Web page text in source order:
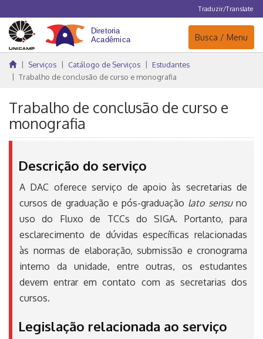
Traduzir/Translate
Navegação
Busca / Menu
Serviços Catálogo de Serviços
Estudantes
Trabalho de conclusão de curso e monografia
Trabalho de conclusão de curso e
monografia
Descrição do serviço
A DAC oferece serviço de apoio às secretarias de
cursos de graduação e pós-graduação lato sensuno
uso do Fluxo de TCCs do SIGA. Portanto, para
esclarecimento de dúvidas específicas relacionadas
às normas de elaboração, submissão e cronograma
interno da unidade, entre outras, os estudantes
devem entrar em contato com as secretarias dos
cursos.
Legislação relacionada ao serviço